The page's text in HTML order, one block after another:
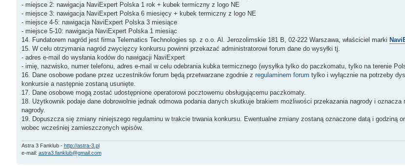
- miejsce 2: nawigacja NaviExpert Polska 1 rok + kubek termiczny z logo NE
- miejsce 3: nawigacja NaviExpert Polska 6 miesięcy + kubek termiczny z logo NE
- miejsce 4-5: nawigacja NaviExpert Polska 3 miesiące
- miejsce 5-10: nawigacja NaviExpert Polska 1 miesiąc
14. Fundatorem nagród jest firma Telematics Technologies sp. z o.o. Al. Jerozolimskie 181 B, 02-222 Warszawa, właściciel marki
15. W celu otrzymania nagród zwycięzcy konkursu powinni przekazać administratorowi forum dane do wysyłki tj.
- adres e-mail do wysłania kodów do nawigacji NaviExpert
- imię, nazwisko, numer telefonu, adres e-mail w celu odebrania kubka termicznego (wysyłka tylko do paczkomatu, tylko na terenie
16. Dane osobowe podane przez uczestników forum będą przetwarzane zgodnie z regulaminem forum tylko i wyłącznie na potrzeby
konkursie a następnie zostaną usunięte.
17. Dane osobowe mogą zostać udostępnione operatorowi pocztowemu obsługującemu paczkomaty.
18. Użytkownik podaje dane dobrowolnie jednak odmowa podania danych skutkuje brakiem możliwości przekazania nagrody i oznacza
nagrody.
19. Dopuszcza się zmiany niniejszego regulaminu w trakcie trwania konkursu. Ewentualne zmiany zostaną oznaczone datą i godziną
wobec wcześniej zamieszczonych wpisów.
Astra 3 Fanklub - http://astra-3.pl
e-mail: astra3.fanklub@gmail.com